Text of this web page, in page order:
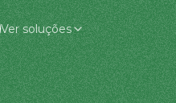
Ver soluções